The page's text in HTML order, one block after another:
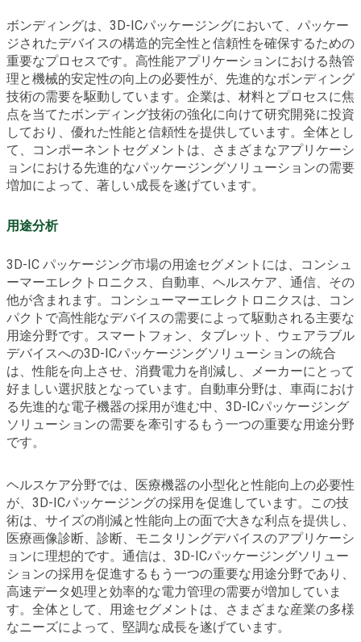
ボンディングは、3D-ICパッケージングにおいて、パッケー
ジされたデバイスの構造的完全性と信頼性を確保するための
重要なプロセスです。高性能アプリケーションにおける熱管
理と機械的安定性の向上の必要性が、先進的なボンディング
技術の需要を駆動しています。企業は、材料とプロセスに焦
点を当てたボンディング技術の強化に向けて研究開発に投資
しており、優れた性能と信頼性を提供しています。全体とし
て、コンポーネントセグメントは、さまざまなアプリケーシ
ョンにおける先進的なパッケージングソリューションの需要
増加によって、著しい成長を遂げています。
用途分析
3D-IC パッケージング市場の用途セグメントには、コンシュ
ーマーエレクトロニクス、自動車、ヘルスケア、通信、その
他が含まれます。コンシューマーエレクトロニクスは、コン
パクトで高性能なデバイスの需要によって駆動される主要な
用途分野です。スマートフォン、タブレット、ウェアラブル
デバイスへの3D-ICパッケージングソリューションの統合
は、性能を向上させ、消費電力を削減し、メーカーにとって
好ましい選択肢となっています。自動車分野は、車両におけ
る先進的な電子機器の採用が進む中、3D-ICパッケージング
ソリューションの需要を牽引するもう一つの重要な用途分野
です。
ヘルスケア分野では、医療機器の小型化と性能向上の必要性
が、3D-ICパッケージングの採用を促進しています。この技
術は、サイズの削減と性能向上の面で大きな利点を提供し、
医療画像診断、診断、モニタリングデバイスのアプリケーシ
ョンに理想的です。通信は、3D-ICパッケージングソリュー
ションの採用を促進するもう一つの重要な用途分野であり、
高速データ処理と効率的な電力管理の需要が増加していま
す。全体として、用途セグメントは、さまざまな産業の多様
なニーズによって、堅調な成長を遂げています。